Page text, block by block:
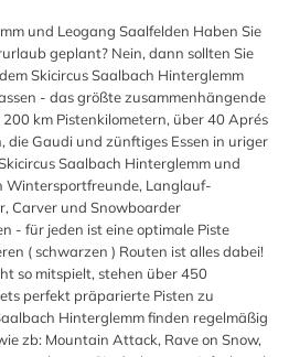
und Leogang Saalfelden Haben Sie
geplant? Nein, dann sollten Sie
Skicircus Saalbach Hinterglemm
- das größte zusammenhängende
km Pistenkilometern, über 40 Aprés
die Gaudi und zünftiges Essen in uriger
Saalbach Hinterglemm und
Wintersportfreunde, Langlauf-
Carver und Snowboarder
- für jeden ist eine optimale Piste
( schwarzen ) Routen ist alles dabei!
so mitspielt, stehen über 450
perfekt präparierte Pisten zu
Hinterglemm finden regelmäßig
zb: Mountain Attack, Rave on Snow,